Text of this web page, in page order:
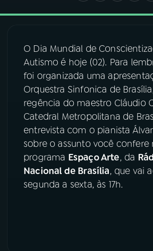
03PROGRAMAÇÃO
04PROGRAMAS
PODCASTS
06VIDEOCASTS
08 FESTIVAL DE MÚSICA
O Dia Mundial de
Autismo é hoje (02). Para
foi organizada uma
Orquestra Sinfonica de
regência do maestro Cláudio
Catedral Metropolitana de
entrevista com o pianista
sobre o assunto você confere
programa Espaço Arte, da
Nacional de Brasília, que vai
segunda a sexta, às 17h.